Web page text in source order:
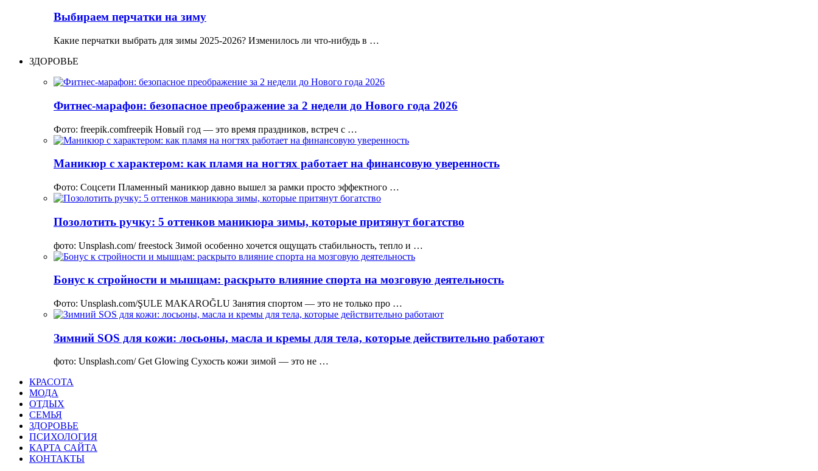
Выбираем перчатки на зиму
Какие перчатки выбрать для зимы 2025-2026? Изменилось ли что-нибудь в …
ЗДОРОВЬЕ
Фитнес-марафон: безопасное преображение за 2 недели до Нового года 2026
Фото: freepik.comfreepik Новый год — это время праздников, встреч с …
Маникюр с характером: как пламя на ногтях работает на финансовую уверенность
Фото: Соцсети Пламенный маникюр давно вышел за рамки просто эффектного …
Позолотить ручку: 5 оттенков маникюра зимы, которые притянут богатство
фото: Unsplash.com/ freestock Зимой особенно хочется ощущать стабильность, тепло и …
Бонус к стройности и мышцам: раскрыто влияние спорта на мозговую деятельность
Фото: Unsplash.com/ŞULE MAKAROĞLU Занятия спортом — это не только про …
Зимний SOS для кожи: лосьоны, масла и кремы для тела, которые действительно работают
фото: Unsplash.com/ Get Glowing Сухость кожи зимой — это не …
КРАСОТА
МОДА
ОТДЫХ
СЕМЬЯ
ЗДОРОВЬЕ
ПСИХОЛОГИЯ
КАРТА САЙТА
КОНТАКТЫ